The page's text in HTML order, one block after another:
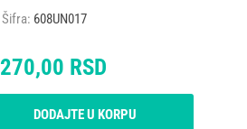
Šifra: 608UN017
RSD
DODAJTE U KORPU